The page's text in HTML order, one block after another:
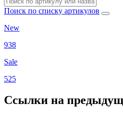
Поиск по списку артикулов
New
938
Sale
525
Ссылки на